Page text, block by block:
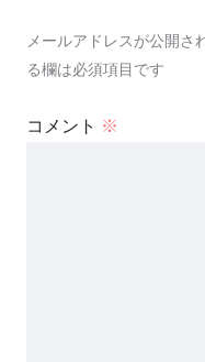
メールアドレスが公開さ
る欄は必須項目です
コメント ※